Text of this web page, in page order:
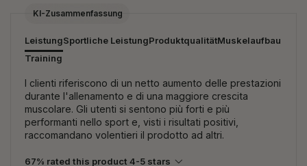
KI-Zusammenfassung
LeistungSportliche LeistungProduktqualitätMuskelaufbau
Training
I clienti riferiscono di un netto aumento delle prestazioni
durante l'allenamento e di una maggiore crescita
muscolare. Gli utenti si sentono più forti e più
performanti nello sport e, visti i risultati positivi,
raccomandano volentieri il prodotto ad altri.
67% rated this product 4-5 stars